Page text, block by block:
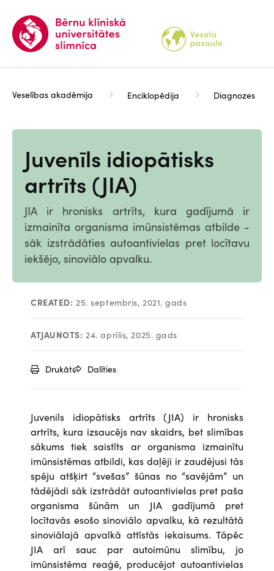
galveno
saturu
Veselības akadēmija Enciklopēdija Diagnozes
Juvenīls idiopātisks
artrīts (JIA)
JIA ir hronisks artrīts, kura gadījumā ir
izmainīta organisma imūnsistēmas atbilde -
sāk izstrādāties autoantivielas pret locītavu
iekšējo, sinoviālo apvalku.
CREATED: 25. septembris, 2021. gads
ATJAUNOTS: 24. aprīlis, 2025. gads
Drukāt Dalīties
Juvenils idiopātisks artrīts (JIA) ir hronisks
artrīts, kura izsaucējs nav skaidrs, bet slimības
sākums tiek saistīts ar organisma izmainītu
imūnsistēmas atbildi, kas daļēji ir zaudējusi tās
spēju atšķirt “svešas” šūnas no “savējām” un
tādējādi sāk izstrādāt autoantivielas pret paša
organisma šūnām un JIA gadījumā pret
locītavās esošo sinoviālo apvalku, kā rezultātā
sinoviālajā apvalkā attīstās iekaisums. Tāpēc
JIA arī sauc par autoimūnu slimību, jo
imūnsistēma reaģē, producējot autoantivielas